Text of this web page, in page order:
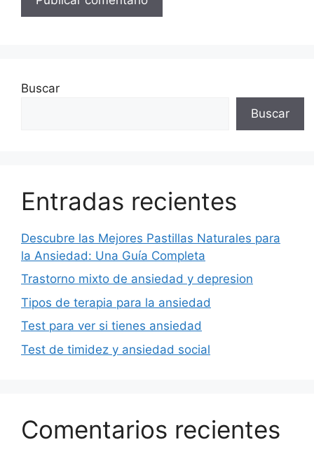
Buscar
Buscar
Entradas recientes
Descubre las Mejores Pastillas Naturales para
la Ansiedad: Una Guía Completa
Trastorno mixto de ansiedad y depresion
Tipos de terapia para la ansiedad
Test para ver si tienes ansiedad
Test de timidez y ansiedad social
Comentarios recientes